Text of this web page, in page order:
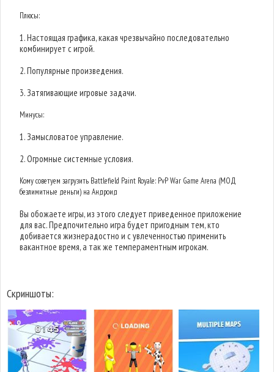
Плюсы:
1. Настоящая графика, какая чрезвычайно последовательно
комбинирует с игрой.
2. Популярные произведения.
3. Затягивающие игровые задачи.
Минусы:
1. Замысловатое управление.
2. Огромные системные условия.
Кому советуем загрузить Battlefield Paint Royale: PvP War Game Arena (МОД
безлимитные деньги) на Андроид
Вы обожаете игры, из этого следует приведенное приложение
для вас. Предпочительно игра будет пригодным тем, кто
добивается жизнерадостно и с увлеченностью применить
вакантное время, а так же темпераментным игрокам.
Скриншоты: